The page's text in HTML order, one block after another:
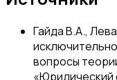
Гайда В.А.,
вопросы
«Юридический